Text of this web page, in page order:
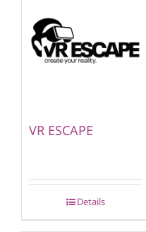
VR ESCAPE
Details